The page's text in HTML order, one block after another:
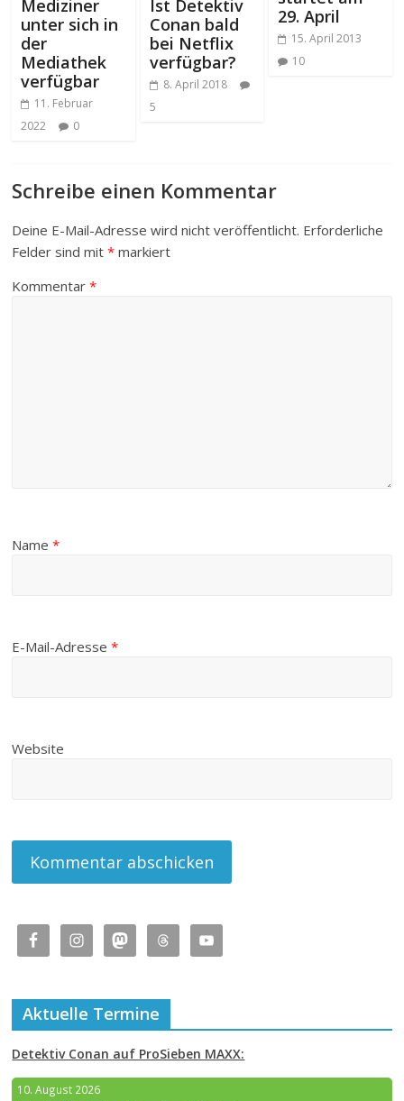
Mediziner
unter sich in
der
Mediathek
verfügbar
11. Februar
2022
0
Ist Detektiv
Conan bald
bei Netflix
verfügbar?
8. April 2018
5
29. April
15. April 2013
10
Schreibe einen Kommentar
Deine E-Mail-Adresse wird nicht veröffentlicht. Erforderliche
Felder sind mit* markiert
Kommentar*
Name*
E-Mail-Adresse*
Website
Aktuelle Termine
Detektiv Conan auf ProSieben MAXX:
10. August 2026